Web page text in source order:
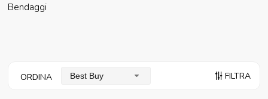
Bendaggi
ORDINA Best Buy FILTRA